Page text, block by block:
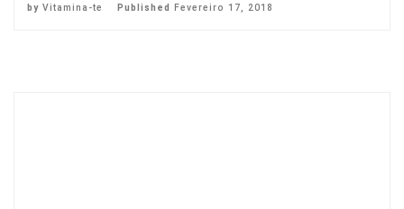
by Vitamina-te Published Fevereiro 17, 2018